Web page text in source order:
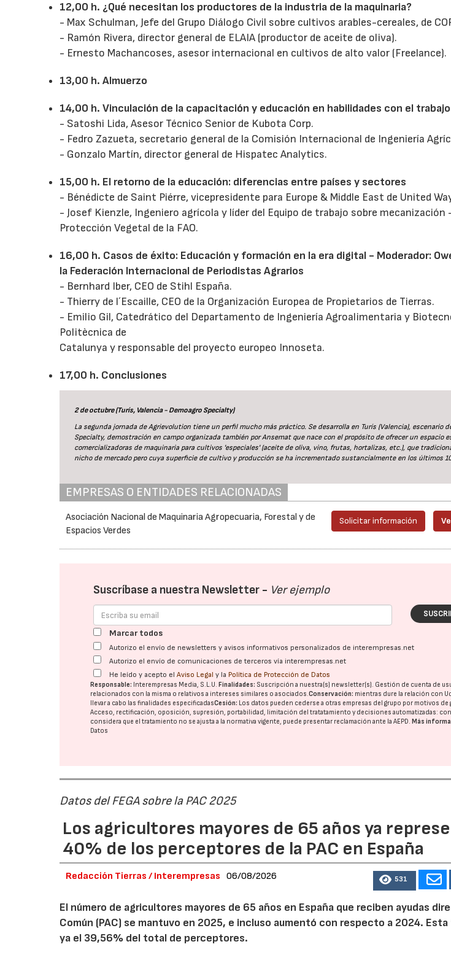
12,00 h. ¿Qué necesitan los productores de la industria de la maquinaria?
- Max Schulman, Jefe del Grupo Diálogo Civil sobre cultivos arables-cereales, de
- Ramón Rivera, director general de ELAIA (productor de aceite de oliva).
- Ernesto Machancoses, asesor internacional en cultivos de alto valor (Freelance).
13,00 h. Almuerzo
14,00 h. Vinculación de la capacitación y educación en habilidades con el trabajo
- Satoshi Lida, Asesor Técnico Senior de Kubota Corp.
- Fedro Zazueta, secretario general de la Comisión Internacional de Ingeniería
- Gonzalo Martín, director general de Hispatec Analytics.
15,00 h. El retorno de la educación: diferencias entre países y sectores
- Bénédicte de Saint Piérre, vicepresidente para Europe & Middle East de United
- Josef Kienzle, Ingeniero agrícola y líder del Equipo de trabajo sobre
Protección Vegetal de la FAO.
16,00 h. Casos de éxito: Educación y formación en la era digital - Moderador:
la Federación Internacional de Periodistas Agrarios
- Bernhard Iber, CEO de Stihl España.
- Thierry de l´Escaille, CEO de la Organización Europea de Propietarios de Tierras.
- Emilio Gil, Catedrático del Departamento de Ingeniería Agroalimentaria y
Politècnica de
Catalunya y responsable del proyecto europeo Innoseta.
17,00 h. Conclusiones
2 de octubre (Turís, Valencia - Demoagro Specialty)
La segunda jornada de Agrievolution tiene un perfil mucho más práctico. Se desarrolla en Turís (Valencia), escenario
Specialty, demostración en campo organizada también por Ansemat que nace con el propósito de ofrecer un espacio
comercializadoras de maquinaria para cultivos 'especiales' (aceite de oliva, vino, frutas, hortalizas, etc.), que
nicho de mercado pero cuya superficie de cultivo y producción se ha incrementado sustancialmente en los últimos
EMPRESAS O ENTIDADES RELACIONADAS
Asociación Nacional de Maquinaria Agropecuaria, Forestal y de
Espacios Verdes
Solicitar información
Suscríbase a nuestra Newsletter - Ver ejemplo
Marcar todos
Autorizo el envío de newsletters y avisos informativos personalizados de interempresas.net
Autorizo el envío de comunicaciones de terceros vía interempresas.net
He leído y acepto elAviso Legal y la Política de Protección de Datos
Responsable: Interempresas Media, S.L.U. Finalidades: Suscripción a nuestra(s) newsletter(s). Gestión de cuenta de
relacionados con la misma o relativos a intereses similares o asociados.Conservación: mientras dure la relación con
llevar a cabo las finalidades especificadasCesión: Los datos pueden cederse a otras empresas del grupo por motivos de
Acceso, rectificación, oposición, supresión, portabilidad, limitación del tratatamiento y decisiones automatizadas:
considera que el tratamiento no se ajusta a la normativa vigente, puede presentar reclamación ante laAEPD. Más
Datos
Datos del FEGA sobre la PAC 2025
Los agricultores mayores de 65 años ya
40% de los perceptores de la PAC en España
Redacción Tierras / Interempresas 06/08/2026 531
El número de agricultores mayores de 65 años en España que reciben ayudas
Común (PAC) se mantuvo en 2025, e incluso aumentó con respecto a 2024.
ya el 39,56% del total de perceptores.